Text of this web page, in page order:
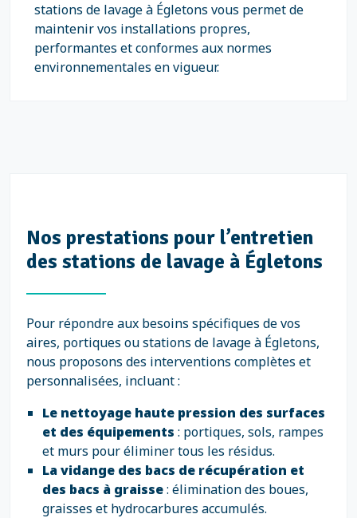
stations de lavage à Égletons vous permet de
maintenir vos installations propres,
performantes et conformes aux normes
environnementales en vigueur.
Nos prestations pour l’entretien
des stations de lavage à Égletons
Pour répondre aux besoins spécifiques de vos
aires, portiques ou stations de lavage à Égletons,
nous proposons des interventions complètes et
personnalisées, incluant :
Le nettoyage haute pression des surfaces
et des équipements : portiques, sols, rampes
et murs pour éliminer tous les résidus.
La vidange des bacs de récupération et
des bacs à graisse: élimination des boues,
graisses et hydrocarbures accumulés.